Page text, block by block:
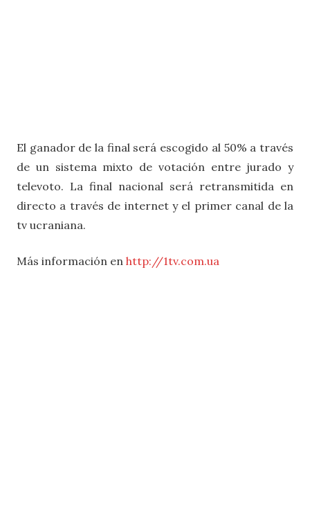
El ganador de la final será escogido al 50% a través
de un sistema mixto de votación entre jurado y
televoto. La final nacional será retransmitida en
directo a través de internet y el primer canal de la
tv ucraniana.
Más información en http://1tv.com.ua